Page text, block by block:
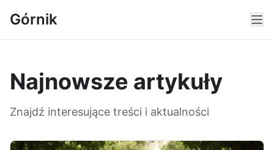
Górnik
Najnowsze artykuły
Znajdź interesujące treści i aktualności